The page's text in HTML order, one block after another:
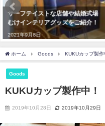
KUKU alaiawelcome board
2019年11月7日
ホーム Goods KUKUカップ製作
Goods
KUKUカップ製作中！
2019年10月28日 2019年10月29日